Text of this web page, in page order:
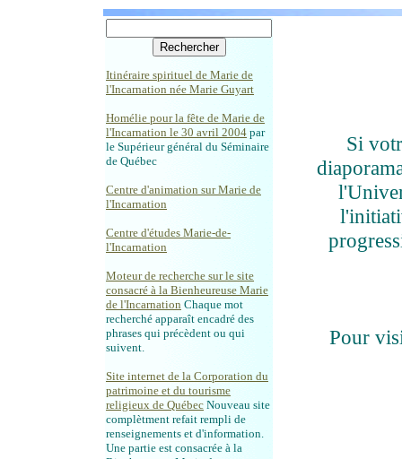
Itinéraire spirituel de Marie de
l'Incarnation née Marie Guyart
Homélie pour la fête de Marie de
l'Incarnation le 30 avril 2004 par
le Supérieur général du Séminaire
de Québec
Centre d'animation sur Marie de
l'Incarnation
Centre d'études Marie-de-
l'Incarnation
Moteur de recherche sur le site
consacré à la Bienheureuse Marie
de l'Incarnation Chaque mot
recherché apparaît encadré des
phrases qui précèdent ou qui
suivent.
Site internet de la Corporation du
patrimoine et du tourisme
religieux de Québec Nouveau site
complètment refait rempli de
renseignements et d'information.
Une partie est consacrée à la
Si
Pour